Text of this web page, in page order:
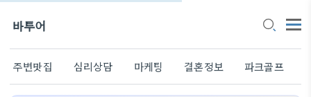
바투어
주변맛집 심리상담 마케팅 결혼정보 파크골프